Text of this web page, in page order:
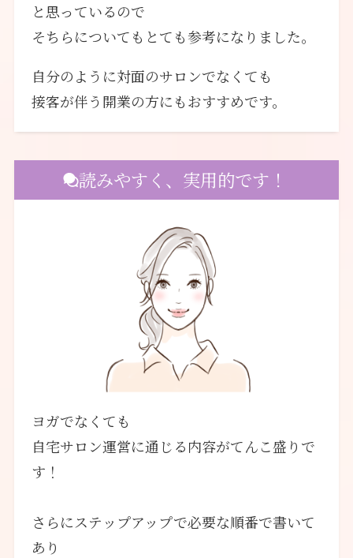
と思っているので
そちらについてもとても参考になりました。
自分のように対面のサロンでなくても
接客が伴う開業の方にもおすすめです。
読みやすく、実用的です！
ヨガでなくても
自宅サロン運営に通じる内容がてんこ盛りで
す！
さらにステップアップで必要な順番で書いて
あり